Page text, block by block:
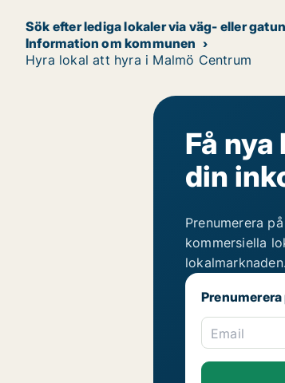
Sök efter lediga lokaler via väg- eller
Information om kommunen
Hyra lokal att hyra i Malmö Centrum
Få
din
Prenumerera
kommersiella
lokalmarknaden.
Email